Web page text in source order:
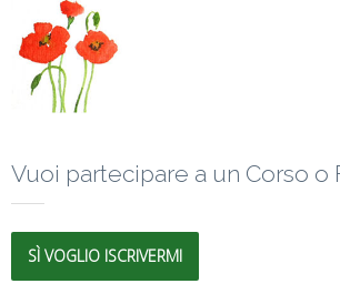
Vuoi partecipare a un Corso o
SÌ VOGLIO ISCRIVERMI